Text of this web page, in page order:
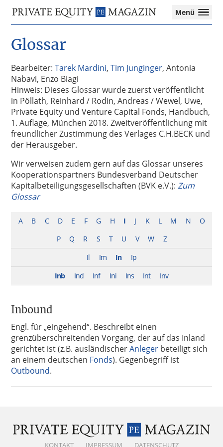
Hauptnavigation
springen
Inhalt
springen
Private
Equity
Das
für
Private
Equity-
Branche
–
Investment
Funds
I
M&A
Tax
Menü
Glossar
Bearbeiter:Tarek Mardini,Tim Junginger, Antonia
Nabavi, Enzo Biagi
Hinweis: Dieses Glossar wurde zuerst veröffentlicht
in Pöllath, Reinhard / Rodin, Andreas / Wewel, Uwe,
Private Equity und Venture Capital Fonds, Handbuch,
1. Auflage, München 2018. Zweitveröffentlichung mit
freundlicher Zustimmung des Verlages C.H.BECK und
der Herausgeber.
Wir verweisen zudem gern auf das Glossar unseres
Kooperationspartners Bundesverband Deutscher
Kapitalbeteiligungsgesellschaften (BVK e.V.):Zum
Glossar
A B C D E F G H I J K L M N
O
P
Q R S T U V W
Z
Il
Im In
Ip
Inb
Ind Inf Ini Ins Int Inv
Inbound
Engl. für „eingehend“. Beschreibt einen
grenzüberschreitenden Vorgang, der auf das Inland
gerichtet ist (z.B. ausländischerAnleger beteiligt sich
an einem deutschen Fonds). Gegenbegriff ist
Outbound.
KONTAKT IMPRESSUM DATENSCHUTZ